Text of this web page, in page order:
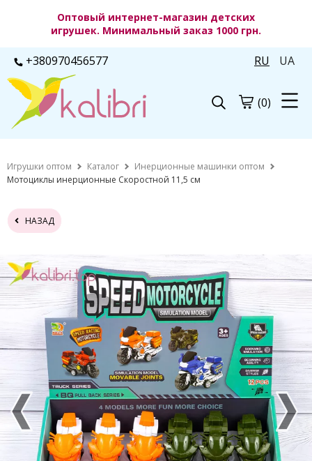
Оптовый интернет-магазин детских
игрушек. Минимальный заказ 1000 грн.
+380970456577 RU UA
(0)
Игрушки оптом Каталог
Инерционные машинки оптом
Мотоциклы инерционные Скоростной 11,5 см
НАЗАД